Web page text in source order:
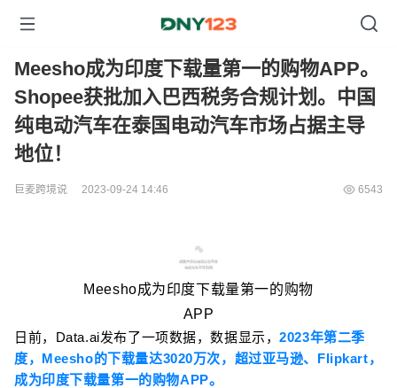
Meesho成为印度下载量第一的购物APP。
Shopee获批加入巴西税务合规计划。中国
纯电动汽车在泰国电动汽车市场占据主导
地位！
巨麦跨境说 2023-09-24 14:46 6543
1
Meesho成为印度下载量第一的购物
APP
日前，Data.ai发布了一项数据，数据显示，2023年第二季
度，Meesho的下载量达3020万次，超过亚马逊、Flipkart，
成为印度下载量第一的购物APP。